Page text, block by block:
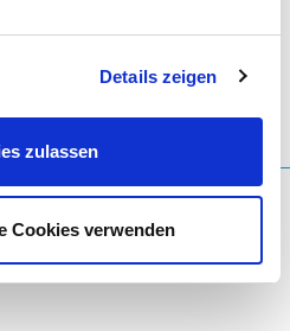
Details zeigen
zulassen
Cookies verwenden